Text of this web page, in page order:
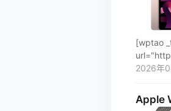
[wptao
2026年
Apple